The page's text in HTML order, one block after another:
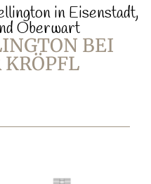
in Eisenstadt,
Oberwart
BEI
KRÖPFL